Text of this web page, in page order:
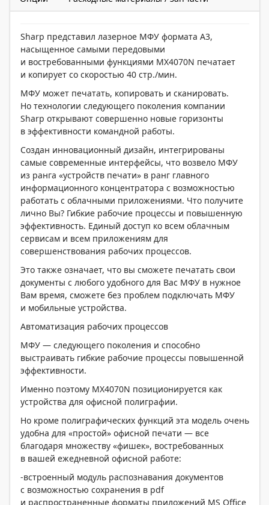
Sharp представил лазерное МФУ формата A3,
насыщенное самыми передовыми
и востребованными функциями MX4070N печатает
и копирует со скоростью 40 стр./мин.
МФУ может печатать, копировать и сканировать.
Но технологии следующего поколения компании
Sharp открывают совершенно новые горизонты
в эффективности командной работы.
Создан инновационный дизайн, интегрированы
самые современные интерфейсы, что возвело МФУ
из ранга «устройств печати» в ранг главного
информационного концентратора с возможностью
работать с облачными приложениями. Что получите
лично Вы? Гибкие рабочие процессы и повышенную
эффективность. Единый доступ ко всем облачным
сервисам и всем приложениям для
совершенствования рабочих процессов.
Это также означает, что вы сможете печатать свои
документы с любого удобного для Вас МФУ в нужное
Вам время, сможете без проблем подключать МФУ
и мобильные устройства.
Автоматизация рабочих процессов
МФУ — следующего поколения и способно
выстраивать гибкие рабочие процессы повышенной
эффективности.
Именно поэтому MX4070N позиционируется как
устройства для офисной полиграфии.
Но кроме полиграфических функций эта модель очень
удобна для «простой» офисной печати — все
благодаря множеству «фишек», востребованных
в вашей ежедневной офисной работе:
-встроенный модуль распознавания документов
с возможностью сохранения в pdf
и распространенные форматы приложений MS Office